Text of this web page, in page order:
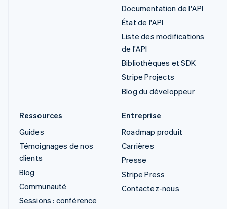
Documentation de l'API
État de l'API
Liste des modifications
de l'API
Bibliothèques et SDK
Stripe Projects
Blog du développeur
Ressources
Guides
Témoignages de nos
clients
Blog
Communauté
Sessions : conférence
Entreprise
Roadmap produit
Carrières
Presse
Stripe Press
Contactez-nous